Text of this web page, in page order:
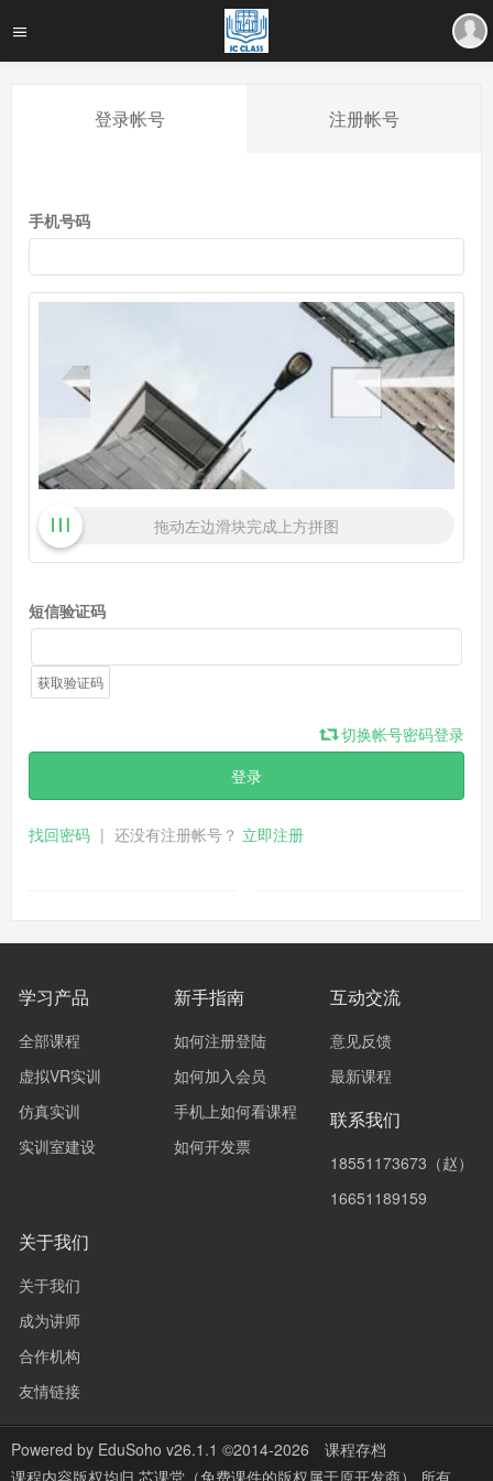
登录帐号 注册帐号
手机号码
拖动左边滑块完成上方拼图
短信验证码
获取验证码
切换帐号密码登录
登录
找回密码 | 还没有注册帐号？ 立即注册
学习产品
全部课程
虚拟VR实训
仿真实训
实训室建设
新手指南
如何注册登陆
如何加入会员
手机上如何看课程
如何开发票
互动交流
意见反馈
最新课程
联系我们
18551173673（赵）
16651189159
关于我们
关于我们
成为讲师
合作机构
友情链接
Powered by EduSoho v26.1.1 ©2014-2026
课程存档
课程内容版权均归 芯课堂（免费课件的版权属于原开发商） 所有